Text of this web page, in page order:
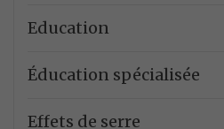
Education
Éducation spécialisée
Effets de serre